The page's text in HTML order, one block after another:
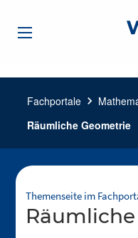
Fachportale chevron_right
Räumliche Geometrie
Themenseite im